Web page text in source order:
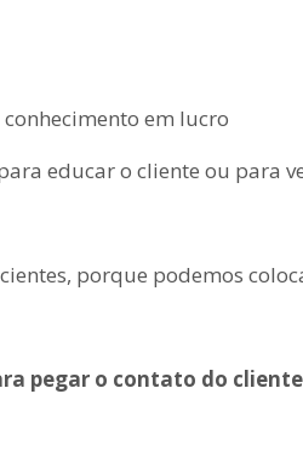
educar o cliente ou para
porque podemos
pegar o contato do